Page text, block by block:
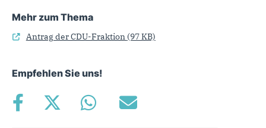
Mehr zum Thema
Antrag der CDU-Fraktion (97 KB)
Empfehlen Sie uns!